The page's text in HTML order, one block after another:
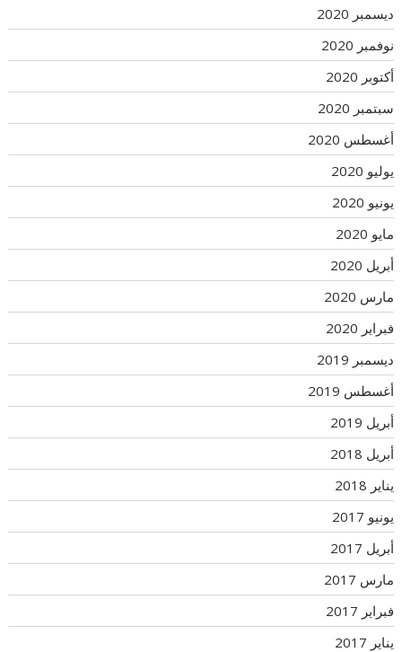
ديسمبر 2020
نوفمبر 2020
أكتوبر 2020
سبتمبر 2020
أغسطس 2020
يوليو 2020
يونيو 2020
مايو 2020
أبريل 2020
مارس 2020
فبراير 2020
ديسمبر 2019
أغسطس 2019
أبريل 2019
أبريل 2018
يناير 2018
يونيو 2017
أبريل 2017
مارس 2017
فبراير 2017
يناير 2017